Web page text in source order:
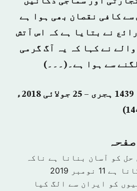
سے کافی نقصان بھی ہوا ہے
نے بتایا ہے کہ اس آتش
نے کہا کہ یہ آگ گرمی
سے ہوا ہے۔(۔۔۔)
بدھ – 12 ذی قعدہ 1439 ہجری – 25 جولائی 2018ء
حل کو آسان بنانا ہے ناکہ
ہے 11 نومبر 2019
کو ایران سے الگ کیا